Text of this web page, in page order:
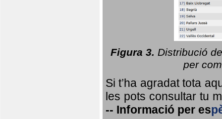
Figura 3. Distribució
per
Si t’ha agradat tota
les pots consultar tu
-- Informació per es